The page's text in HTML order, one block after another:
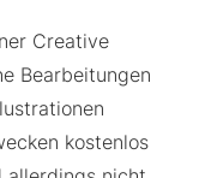
Creative
Bearbeitungen
kostenlos